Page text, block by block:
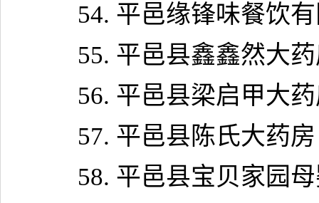
54. 平邑缘锋味餐饮
55. 平邑县鑫鑫然大
56. 平邑县梁启甲大
57. 平邑县陈氏大药房
58. 平邑县宝贝家园